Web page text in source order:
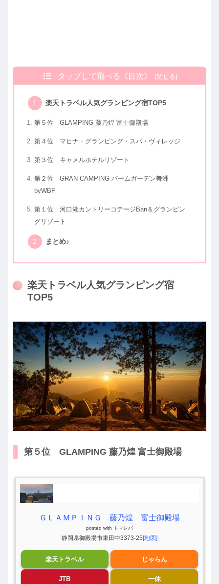
タップして飛べる《目次》
楽天トラベル人気グランピング宿TOP5
第５位 GLAMPING 藤乃煌 富士御殿場
第４位 マヒナ・グランピング・スパ・ヴィレッジ
第３位 キャメルホテルリゾート
第２位 GRAN CAMPING パームガーデン舞洲
byWBF
第１位 河口湖カントリーコテージBan＆グランピン
グリゾート
まとめ♪
楽天トラベル人気グランピング宿
TOP5
第５位 GLAMPING 藤乃煌 富士御殿場
ＧＬＡＭＰＩＮＧ 藤乃煌 富士御殿場
posted with トマレバ
静岡県御殿場市東田中3373-25[地図]
楽天トラベル じゃらん
JTB 一休